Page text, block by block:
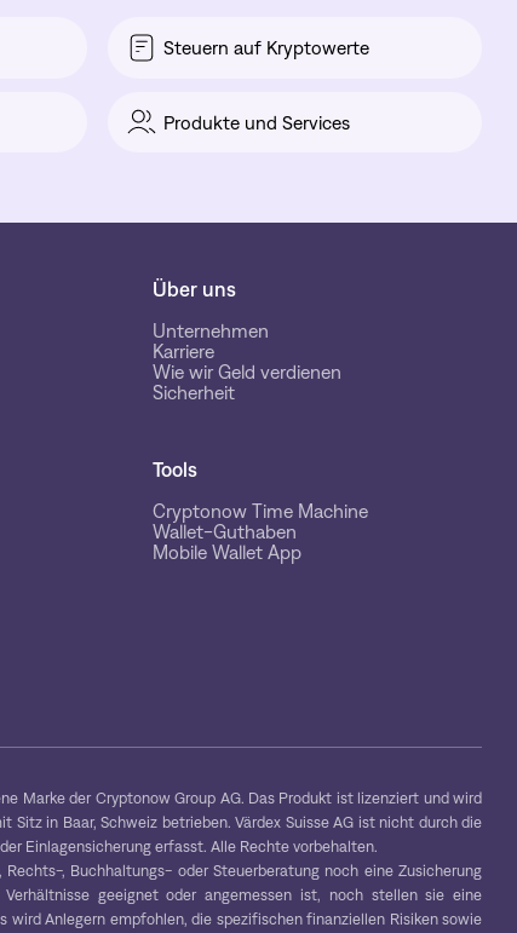
Steuern auf Kryptowerte
Produkte und Services
Über uns
Unternehmen
Karriere
Wie wir Geld verdienen
Sicherheit
Tools
Cryptonow Time Machine
Wallet-Guthaben
Mobile Wallet App
Marke der Cryptonow Group AG. Das Produkt ist lizenziert und wird
Sitz in Baar, Schweiz betrieben. Värdex Suisse AG ist nicht durch die
Einlagensicherung erfasst. Alle Rechte vorbehalten.
, Buchhaltungs- oder Steuerberatung noch eine Zusicherung
geeignet oder angemessen ist, noch stellen sie eine
Anlegern empfohlen, die spezifischen finanziellen Risiken sowie